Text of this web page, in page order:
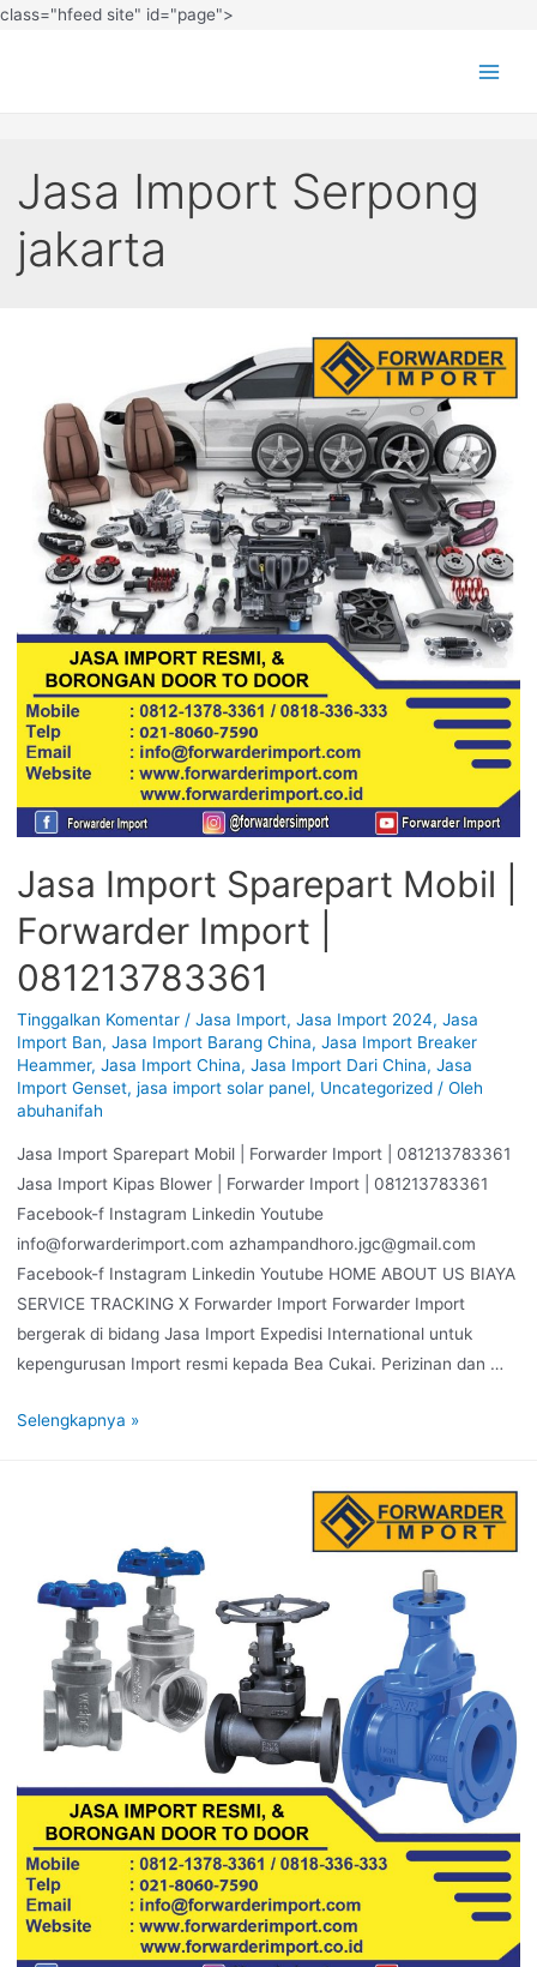
class="hfeed site" id="page">
Jasa Import Serpong
jakarta
Jasa Import Sparepart Mobil |
Forwarder Import |
081213783361
Tinggalkan Komentar / Jasa Import, Jasa Import 2024, Jasa
Import Ban, Jasa Import Barang China, Jasa Import Breaker
Heammer, Jasa Import China, Jasa Import Dari China, Jasa
Import Genset, jasa import solar panel, Uncategorized/ Oleh
abuhanifah
Jasa Import Sparepart Mobil | Forwarder Import | 081213783361
Jasa Import Kipas Blower | Forwarder Import | 081213783361
Facebook-f Instagram Linkedin Youtube
info@forwarderimport.com azhampandhoro.jgc@gmail.com
Facebook-f Instagram Linkedin Youtube HOME ABOUT US BIAYA
SERVICE TRACKING X Forwarder Import Forwarder Import
bergerak di bidang Jasa Import Expedisi International untuk
kepengurusan Import resmi kepada Bea Cukai. Perizinan dan …
Selengkapnya »